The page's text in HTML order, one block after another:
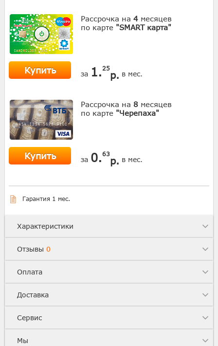
Рассрочка на 4 месяцев
по карте "SMART карта"
Купить за 1. 25
р. в мес.
Рассрочка на 8 месяцев
по карте "Черепаха"
Купить за 0.63
р. в мес.
Гарантия 1 мес.
Характеристики
Отзывы 0
Оплата
Доставка
Сервис
Мы